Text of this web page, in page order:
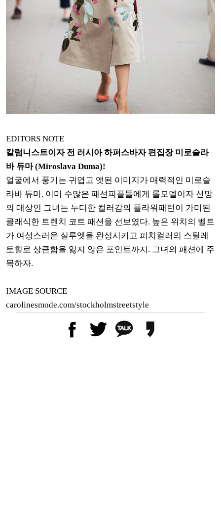
EDITORS NOTE
칼럼니스트이자 전 러시아 하퍼스바자 편집장 미로슬라
바 듀마 (Miroslava Duma)!
얼굴에서 풍기는 귀엽고 앳된 이미지가 매력적인 미로슬
라바 듀마. 이미 수많은 패션피플들에게 롤모델이자 선망
의 대상인 그녀는 누디한 컬러감의 플라워패턴이 가미된
클래식한 트렌치 코트 패션을 선보였다. 높은 위치의 벨트
가 여성스러운 실루엣을 완성시키고 피치컬러의 스틸레
토힐로 상큼함을 잃지 않은 포인트까지. 그녀의 패션에 주
목하자.
IMAGE SOURCE
carolinesmode.com/stockholmstreetstyle